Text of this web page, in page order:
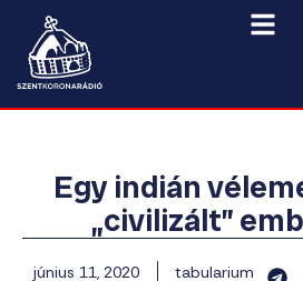
Egy indián
„civilizált”
június 11, 2020 tabularium